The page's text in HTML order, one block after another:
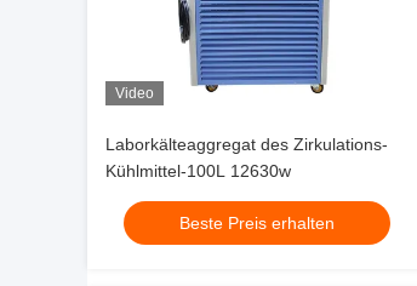
Video
Laborkälteaggregat des Zirkulations-
Kühlmittel-100L 12630w
Beste Preis erhalten